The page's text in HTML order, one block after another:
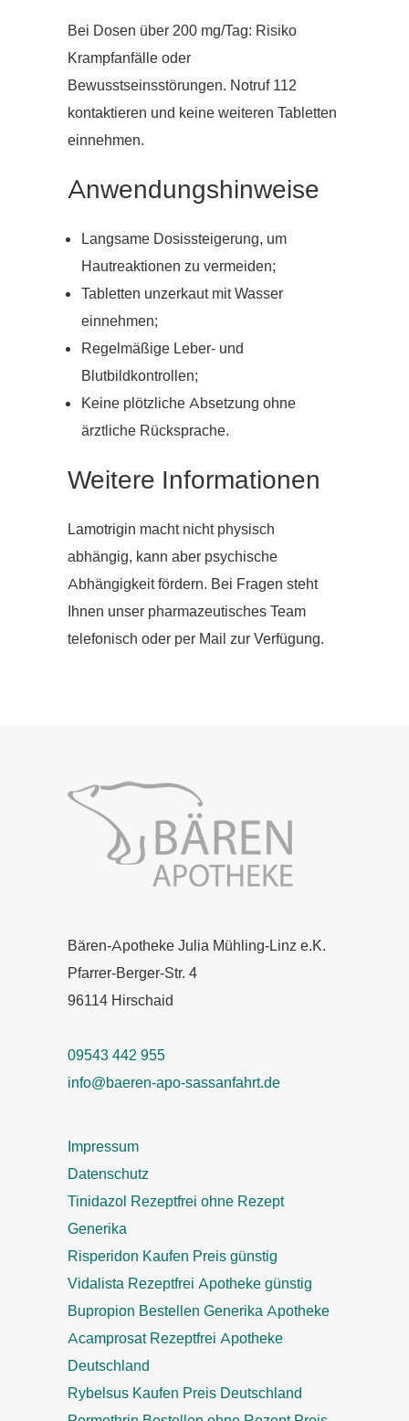
Bei Dosen über 200 mg/Tag: Risiko
Krampfanfälle oder
Bewusstseinsstörungen. Notruf 112
kontaktieren und keine weiteren Tabletten
einnehmen.
Anwendungshinweise
Langsame Dosissteigerung, um
Hautreaktionen zu vermeiden;
Tabletten unzerkaut mit Wasser
einnehmen;
Regelmäßige Leber- und
Blutbildkontrollen;
Keine plötzliche Absetzung ohne
ärztliche Rücksprache.
Weitere Informationen
Lamotrigin macht nicht physisch
abhängig, kann aber psychische
Abhängigkeit fördern. Bei Fragen steht
Ihnen unser pharmazeutisches Team
telefonisch oder per Mail zur Verfügung.
Bären-Apotheke Julia Mühling-Linz e.K.
Pfarrer-Berger-Str. 4
96114 Hirschaid
09543 442 955
info@baeren-apo-sassanfahrt.de
Impressum
Datenschutz
Tinidazol Rezeptfrei ohne Rezept
Generika
Risperidon Kaufen Preis günstig
Vidalista Rezeptfrei Apotheke günstig
Bupropion Bestellen Generika Apotheke
Acamprosat Rezeptfrei Apotheke
Deutschland
Rybelsus Kaufen Preis Deutschland